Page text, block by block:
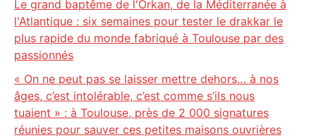
Le grand baptême de l'Orkan, de la Méditerranée à
l'Atlantique : six semaines pour tester le drakkar le
plus rapide du monde fabriqué à Toulouse par des
passionnés
« On ne peut pas se laisser mettre dehors… à nos
âges, c’est intolérable, c’est comme s’ils nous
tuaient » : à Toulouse, près de 2 000 signatures
réunies pour sauver ces petites maisons ouvrières